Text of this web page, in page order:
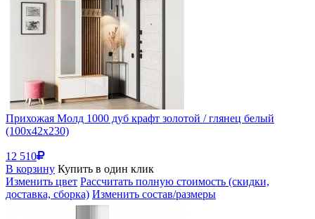
Прихожая Молд 1000 дуб крафт золотой / глянец белый
(100x42x230)
12 510
В корзину Купить в один клик
Изменить цвет Рассчитать полную стоимость (скидки,
доставка, сборка) Изменить состав/размеры